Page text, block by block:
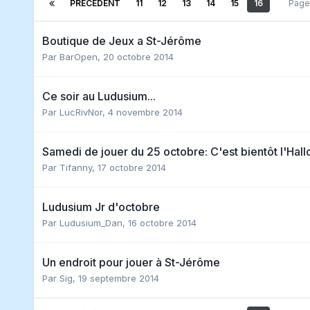
PRÉCÉDENT 11 12 13 14 15 16
Boutique de Jeux a St-Jérôme
Par BarOpen, 20 octobre 2014
Ce soir au Ludusium...
Par LucRivNor, 4 novembre 2014
Samedi de jouer du 25 octobre: C'est bientôt
Par Tifanny, 17 octobre 2014
Ludusium Jr d'octobre
Par Ludusium_Dan, 16 octobre 2014
Un endroit pour jouer à St-Jérôme
Par Sig, 19 septembre 2014